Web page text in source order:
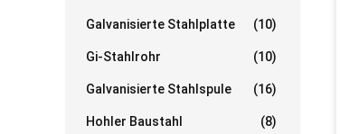
Galvanisierte Stahlplatte (10)
Gi-Stahlrohr (10)
Galvanisierte Stahlspule (16)
Hohler Baustahl (8)